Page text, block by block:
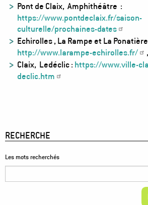
Pont de Claix, Amphithéâtre :
https://www.pontdeclaix.fr/saison-
culturelle/prochaines-dates
Echirolles , La Rampe et La
http://www.larampe-echirolles.fr/
,
Claix, Ledéclic : https://www.ville-
declic.htm
RECHERCHE
Les mots recherchés